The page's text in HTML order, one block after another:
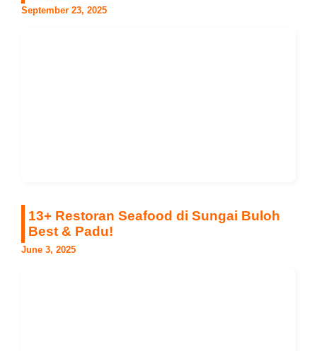
September 23, 2025
13+ Restoran Seafood di Sungai Buloh
Best & Padu!
June 3, 2025